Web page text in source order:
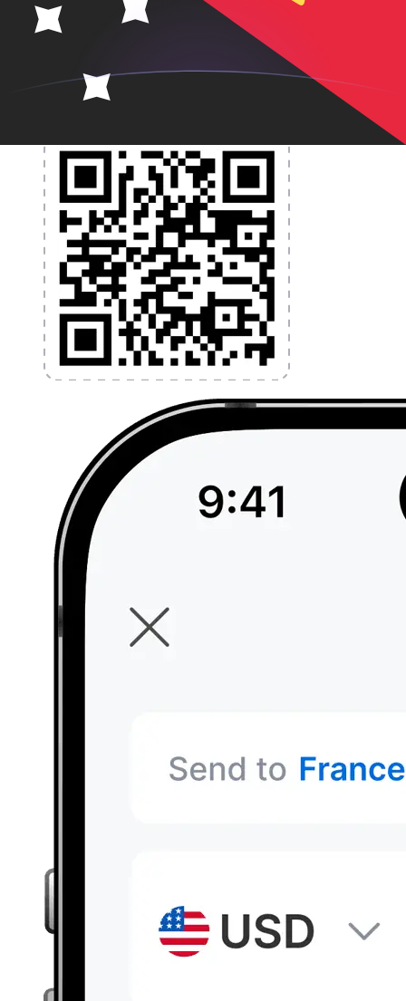
et la gestion de vos devises. Convertissez des devises,
programmez des alertes de taux et transférez de
l'argent à l'étranger sans frais cachés. Téléchargez